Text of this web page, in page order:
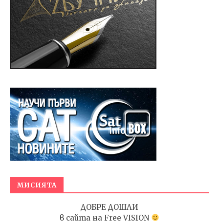
МИСИЯТА
ДОБРЕ ДОШЛИ
в сайта на Free VISION